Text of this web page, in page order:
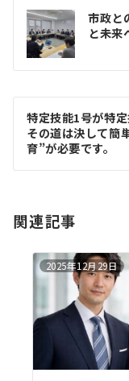
ビ
ン
市政と
と未
特定技能1号が特
その道は決して簡
育”が必要です。
関連記事
2025年12月29日